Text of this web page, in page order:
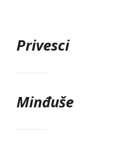
Privesci
Minđuše